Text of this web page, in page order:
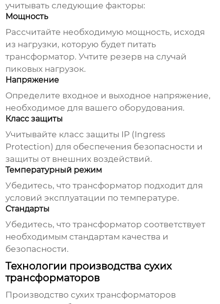
учитывать следующие факторы:
Мощность
Рассчитайте необходимую мощность, исходя
из нагрузки, которую будет питать
трансформатор. Учтите резерв на случай
пиковых нагрузок.
Напряжение
Определите входное и выходное напряжение,
необходимое для вашего оборудования.
Класс защиты
Учитывайте класс защиты IP (Ingress
Protection) для обеспечения безопасности и
защиты от внешних воздействий.
Температурный режим
Убедитесь, что трансформатор подходит для
условий эксплуатации по температуре.
Стандарты
Убедитесь, что трансформатор соответствует
необходимым стандартам качества и
безопасности.
Технологии производства сухих
трансформаторов
Производство сухих трансформаторов